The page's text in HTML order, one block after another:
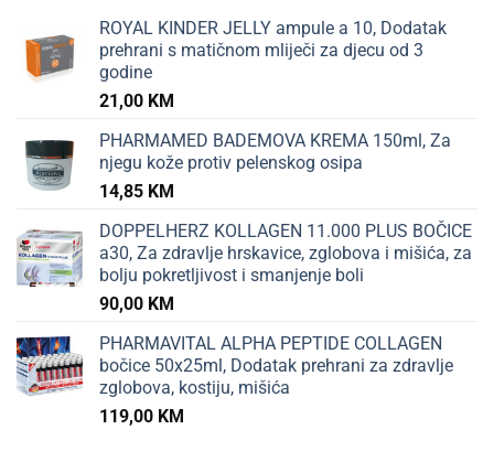
ROYAL KINDER JELLY ampule a 10, Dodatak
prehrani s matičnom mliječi za djecu od 3
godine
21,00 KM
PHARMAMED BADEMOVA KREMA 150ml, Za
njegu kože protiv pelenskog osipa
14,85 KM
DOPPELHERZ KOLLAGEN 11.000 PLUS BOČICE
a30, Za zdravlje hrskavice, zglobova i mišića, za
bolju pokretljivost i smanjenje boli
90,00 KM
PHARMAVITAL ALPHA PEPTIDE COLLAGEN
bočice 50x25ml, Dodatak prehrani za zdravlje
zglobova, kostiju, mišića
119,00 KM